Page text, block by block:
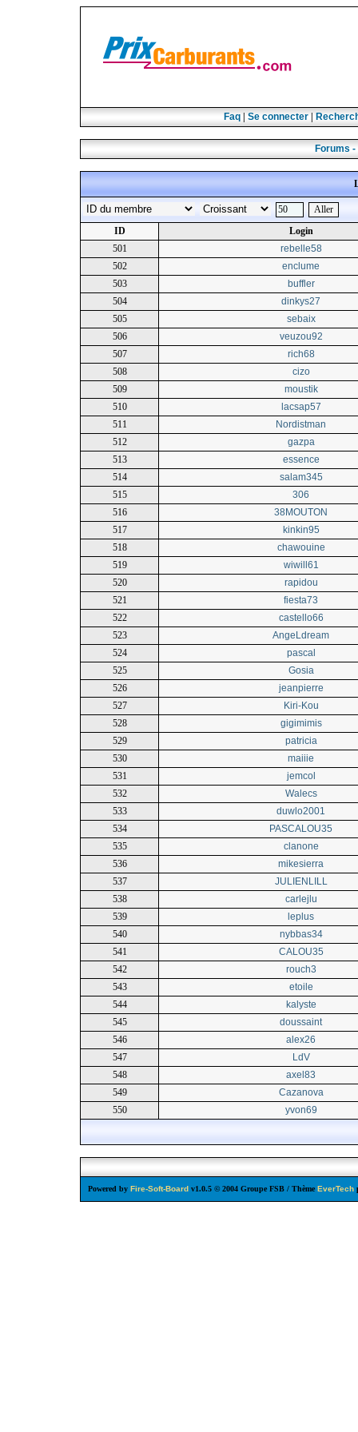
Faq| Se connecter|
Forums
ID
Login
501
rebelle58
502
enclume
503
buffler
504
dinkys27
505
sebaix
506
veuzou92
507
rich68
508
cizo
509
moustik
510
lacsap57
511
Nordistman
512
gazpa
513
essence
514
salam345
515
306
516
38MOUTON
517
kinkin95
518
chawouine
519
wiwill61
520
rapidou
521
fiesta73
522
castello66
523
AngeLdream
524
pascal
525
Gosia
526
jeanpierre
527
Kiri-Kou
528
gigimimis
529
patricia
530
maiiie
531
jemcol
532
Walecs
533
duwlo2001
534
PASCALOU35
535
clanone
536
mikesierra
537
JULIENLILL
538
carlejlu
539
leplus
540
nybbas34
541
CALOU35
542
rouch3
543
etoile
544
kalyste
545
doussaint
546
alex26
547
LdV
548
axel83
549
Cazanova
550
yvon69
Powered by Fire-Soft-Board v1.0.5 © 2004 Groupe FSB / Thème EverTech